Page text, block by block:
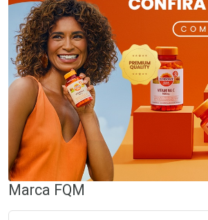
Marca FQM